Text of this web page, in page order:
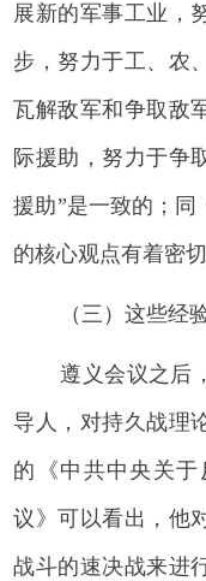
展新的军事工业，
步，努力于工、农
瓦解敌军和争取敌
际援助，努力于争
援助”是一致的；
的核心观点有着密切
（三）这些经
遵义会议之后
导人，对持久战理
的《中共中央关
议》可以看出，他
战斗的速决战来进